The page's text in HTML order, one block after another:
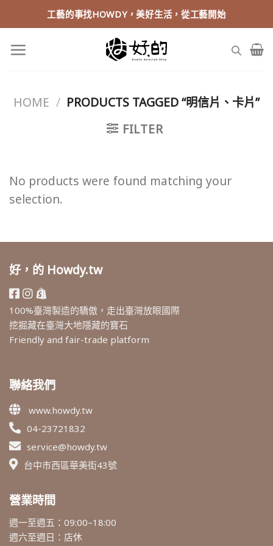
to
content
工藝的事找HOWDY，美好生活，從工藝開始
HOME / PRODUCTS TAGGED “明信片、卡片”
FILTER
No products were found matching your
selection.
好，的 Howdy.tw
100%臺灣製造的驕傲，走出臺灣放眼國際
挖掘藏在臺灣大地隱藏的寶石
Friendly and fair-trade platform
聯絡我們
www.howdy.tw
04-23721832
service@howdy.tw
台中市西區華美街43號
營業時間
週一至週五：09:00–18:00
週六至週日：店休